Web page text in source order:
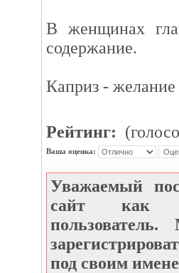
В женщинах
содержание.
Каприз - желание
Рейтинг:
Ваша оценка:
Уважаемый
сайт как
под своим